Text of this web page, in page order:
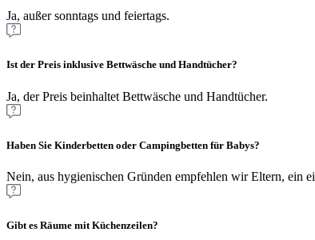
Ja, außer sonntags und feiertags.
Ist der Preis inklusive Bettwäsche und Handtücher?
Ja, der Preis beinhaltet Bettwäsche und Handtücher.
Haben Sie Kinderbetten oder Campingbetten für Babys?
Nein, aus hygienischen Gründen empfehlen wir Eltern, ein
Gibt es Räume mit Küchenzeilen?